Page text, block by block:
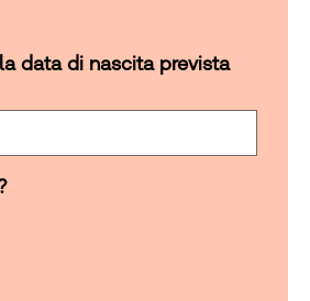
data di nascita prevista